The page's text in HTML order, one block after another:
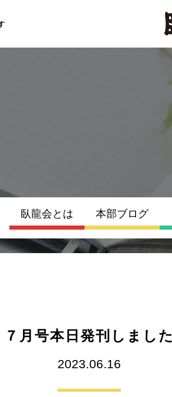
臥龍会とは 本部ブログ
７月号本日発刊しました
2023.06.16